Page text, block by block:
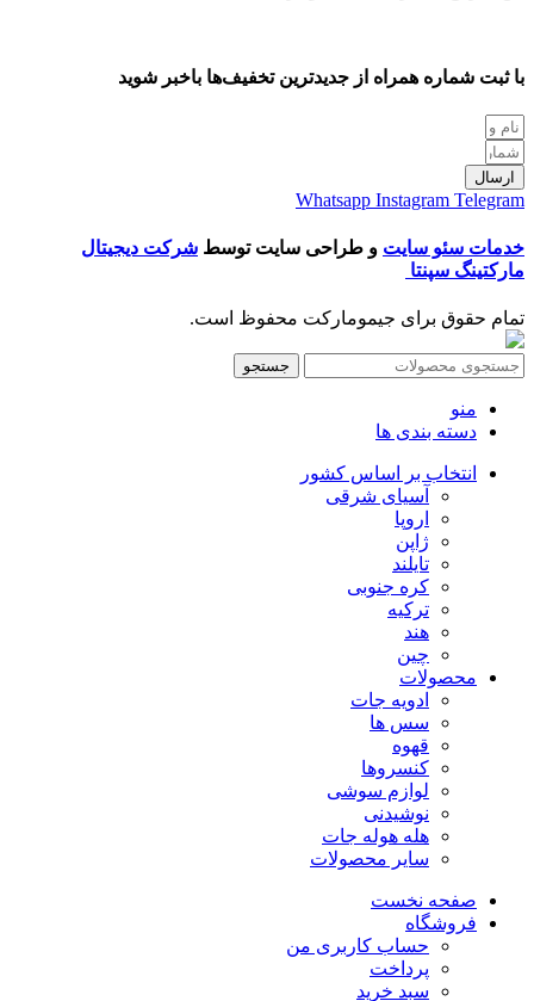
با ثبت شماره همراه از جدید‌ترین تخفیف‌ها با‌خبر شوید
ارسال
Whatsapp Instagram Telegram
خدمات سئو سایت و طراحی سایت توسط شرکت دیجیتال
مارکتینگ سپنتا
تمام حقوق برای جیمومارکت محفوظ است.
جستجو
منو
دسته بندی ها
انتخاب بر اساس کشور
آسیای شرقی
اروپا
ژاپن
تایلند
کره جنوبی
ترکیه
هند
چین
محصولات
ادویه جات
سس ها
قهوه
کنسروها
لوازم سوشی
نوشیدنی
هله هوله جات
سایر محصولات
صفحه نخست
فروشگاه
حساب کاربری من
پرداخت
سبد خرید